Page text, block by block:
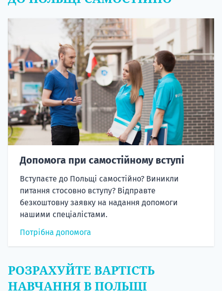
Допомога при самостійному вступі
Вступаєте до Польщі самостійно? Виникли
питання стосовно вступу? Відправте
безкоштовну заявку на надання допомоги
нашими спеціалістами.
Потрібна допомога
РОЗРАХУЙТЕ ВАРТІСТЬ
НАВЧАННЯ В ПОЛЬЩІ